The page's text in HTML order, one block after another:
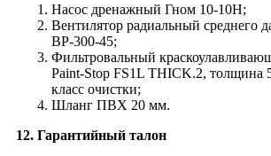
Насос дренажный Гном 10-10Н;
Вентилятор радиальный среднего
ВР-300-45;
Фильтровальный
Paint-Stop FS1L THICK.2, толщина
класс очистки;
Шланг ПВХ 20 мм.
12. Гарантийный талон